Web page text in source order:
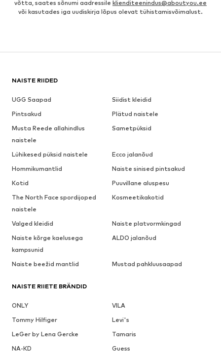
võtta, saates sõnumi aadressile klienditeenindus@aboutyou.ee
või kasutades iga uudiskirja lõpus olevat tühistamisvõimalust.
NAISTE RIIDED
UGG Saapad
Siidist kleidid
Pintsakud
Plätud naistele
Musta Reede allahindlus
naistele
Sametpüksid
Lühikesed püksid naistele
Ecco jalanõud
Hommikumantlid
Naiste sinised pintsakud
Kotid
Puuvillane aluspesu
The North Face spordijoped
naistele
Kosmeetikakotid
Valged kleidid
Naiste platvormkingad
Naiste kõrge kaelusega
kampsunid
ALDO jalanõud
Naiste beežid mantlid Mustad pahkluusaapad
NAISTE RIIETE BRÄNDID
ONLY
VILA
Tommy Hilfiger
Levi's
LeGer by Lena Gercke
Tamaris
NA-KD
Guess